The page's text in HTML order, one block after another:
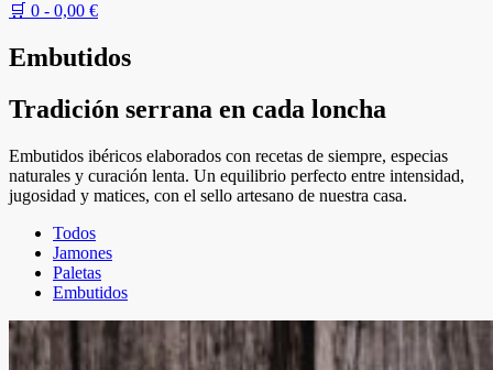
🛒 0 - 0,00 €
Embutidos
Tradición serrana en cada loncha
Embutidos ibéricos elaborados con recetas de siempre, especias
naturales y curación lenta. Un equilibrio perfecto entre intensidad,
jugosidad y matices, con el sello artesano de nuestra casa.
Todos
Jamones
Paletas
Embutidos